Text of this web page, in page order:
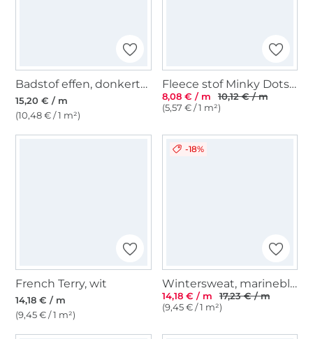
Badstof effen, donkertaupe
15,20 € / m
(10,48 € / 1 m²)
Fleece stof Minky Dots, roze
8,08 € / m
10,12 € / m
(5,57 € / 1 m²)
French Terry, wit
14,18 € / m
(9,45 € / 1 m²)
-18%
Wintersweat, marineblauw
14,18 € / m
17,23 € / m
(9,45 € / 1 m²)